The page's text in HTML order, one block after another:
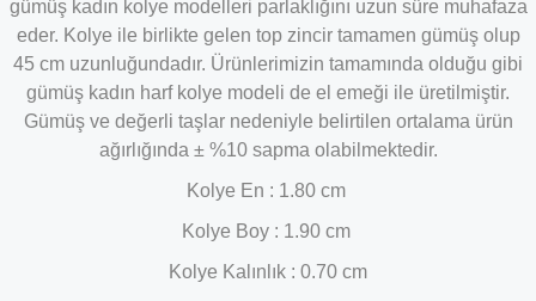
gümüş kadın kolye modelleri parlaklığını uzun süre muhafaza
eder. Kolye ile birlikte gelen top zincir tamamen gümüş olup
45 cm uzunluğundadır. Ürünlerimizin tamamında olduğu gibi
gümüş kadın harf kolye modeli de el emeği ile üretilmiştir.
Gümüş ve değerli taşlar nedeniyle belirtilen ortalama ürün
ağırlığında ± %10 sapma olabilmektedir.
Kolye En : 1.80 cm
Kolye Boy : 1.90 cm
Kolye Kalınlık : 0.70 cm